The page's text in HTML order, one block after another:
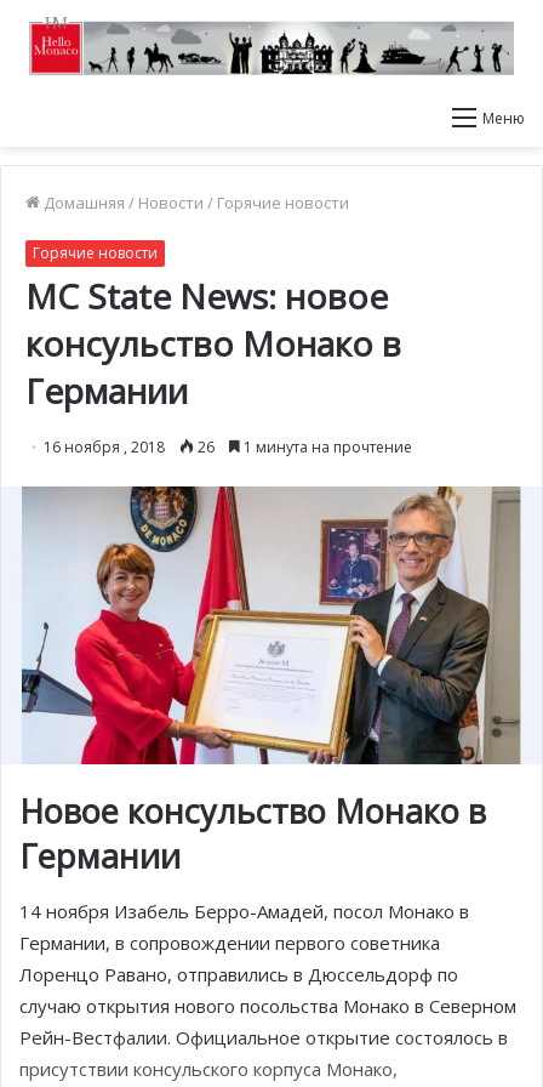
Меню
Домашняя / Новости / Горячие новости
Горячие новости
MC State News: новое
консульство Монако в
Германии
16 ноября , 2018 26 1 минута на прочтение
Новое консульство Монако в
Германии
14 ноября Изабель Берро-Амадей, посол Монако в
Германии, в сопровождении первого советника
Лоренцо Равано, отправились в Дюссельдорф по
случаю открытия нового посольства Монако в Северном
Рейн-Вестфалии. Официальное открытие состоялось в
присутствии консульского корпуса Монако,